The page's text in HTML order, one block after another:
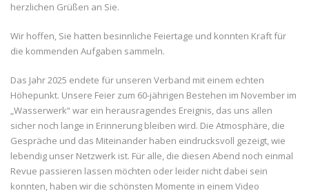
herzlichen Grüßen an Sie.
Wir hoffen, Sie hatten besinnliche Feiertage und konnten Kraft für
die kommenden Aufgaben sammeln.
Das Jahr 2025 endete für unseren Verband mit einem echten
Höhepunkt. Unsere Feier zum 60-jährigen Bestehen im November im
„Wasserwerk“ war ein herausragendes Ereignis, das uns allen
sicher noch lange in Erinnerung bleiben wird. Die Atmosphäre, die
Gespräche und das Miteinander haben eindrucksvoll gezeigt, wie
lebendig unser Netzwerk ist. Für alle, die diesen Abend noch einmal
Revue passieren lassen möchten oder leider nicht dabei sein
konnten, haben wir die schönsten Momente in einem Video